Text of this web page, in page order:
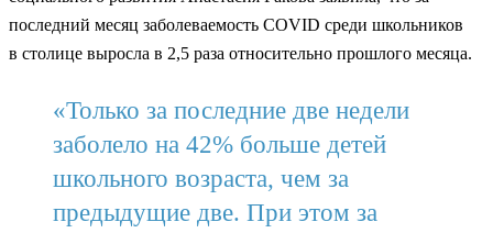
последний месяц заболеваемость COVID среди школьников
в столице выросла в 2,5 раза относительно прошлого месяца.
«Только за последние две недели
заболело на 42% больше детей
школьного возраста, чем за
предыдущие две. При этом за